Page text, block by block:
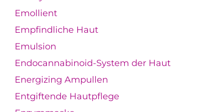
Emollient
Empfindliche Haut
Emulsion
Endocannabinoid-System der Haut
Energizing Ampullen
Entgiftende Hautpflege